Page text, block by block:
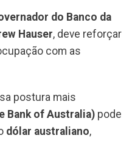
do Banco da
Hauser, deve reforçar
com as
postura mais
Bank of Australia)pode
dólar australiano,